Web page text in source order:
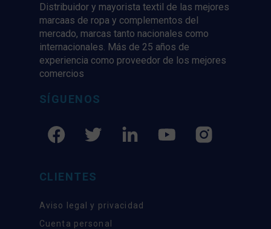
Distribuidor y mayorista textil de las mejores
marcaas de ropa y complementos del
mercado, marcas tanto nacionales como
internacionales. Más de 25 años de
experiencia como proveedor de los mejores
comercios
SÍGUENOS
CLIENTES
Aviso legal y privacidad
Cuenta personal